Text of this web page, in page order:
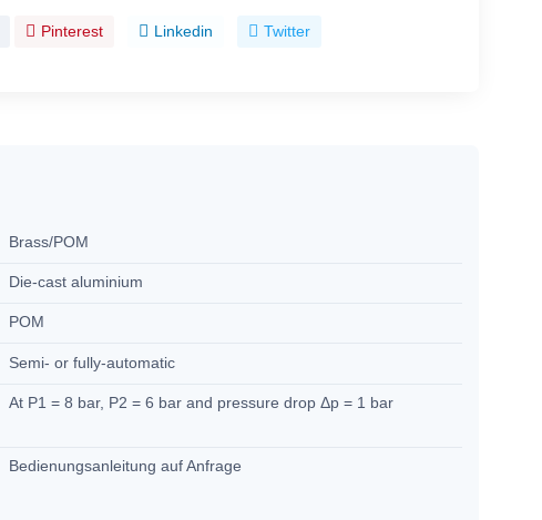
Pinterest Linkedin Twitter
Brass/POM
Die-cast aluminium
POM
Semi- or fully-automatic
At P1 = 8 bar, P2 = 6 bar and pressure drop Δp = 1 bar
Bedienungsanleitung auf Anfrage